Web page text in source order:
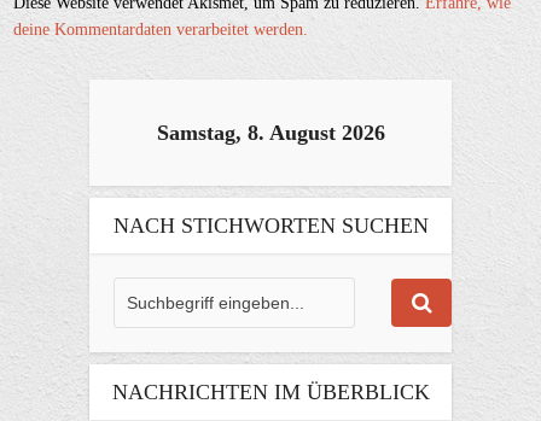
deine Kommentardaten verarbeitet werden.
Samstag, 8. August 2026
NACH STICHWORTEN SUCHEN
NACHRICHTEN IM ÜBERBLICK